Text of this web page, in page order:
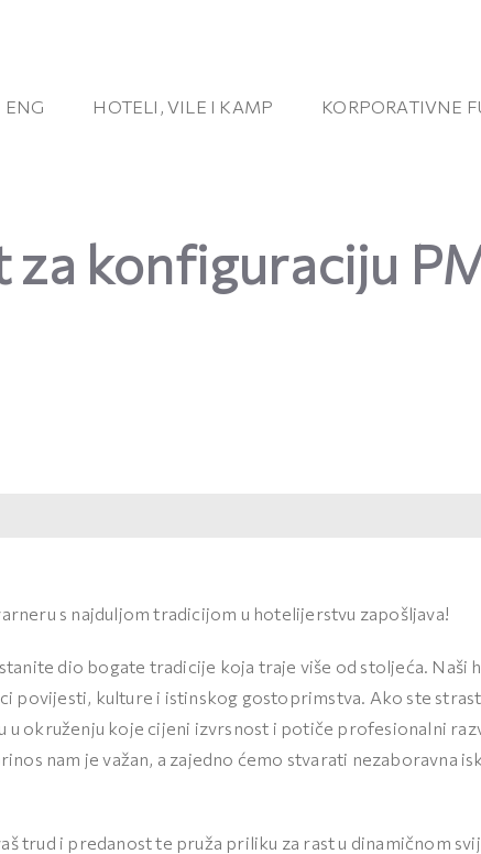
ENG HOTELI, VILE I KAMP KORPORATIVNE
za konfiguraciju
s najduljom tradicijom u hotelijerstvu zapošljava!
dio bogate tradicije koja traje više od stoljeća. Naši
povijesti, kulture i istinskog gostoprimstva. Ako ste
okruženju koje cijeni izvrsnost i potiče profesionalni
nam je važan, a zajedno ćemo stvarati nezaboravna
trud i predanost te pruža priliku za rast u dinamičnom